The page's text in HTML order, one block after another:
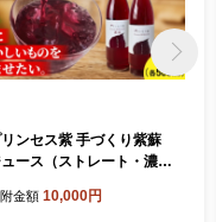
ンセス紫 手づくり紫蘇
ース（ストレート・濃
ループあすなろ】 [AXAQ0
金額 10,000円